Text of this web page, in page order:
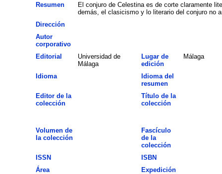
Resumen
El conjuro de Celestina es de corte claramente
demás, el clasicismo y lo literario del conjuro no
Dirección
Autor
corporativo
Editorial
Universidad de
Málaga
Lugar de
edición
Málaga
Idioma
Idioma del
resumen
Editor de la
colección
Título de la
colección
Volumen de
la colección
Fascículo
de la
colección
ISSN
ISBN
Área
Expedición